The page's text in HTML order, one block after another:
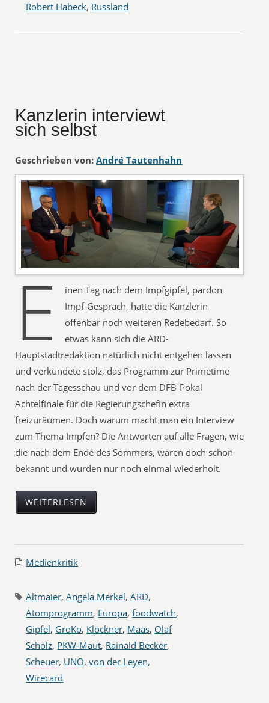
Robert Habeck, Russland
Kanzlerin interviewt
sich selbst
Geschrieben von: André Tautenhahn
E
inen Tag nach dem Impfgipfel, pardon
Impf-Gespräch, hatte die Kanzlerin
offenbar noch weiteren Redebedarf. So
etwas kann sich die ARD-
Hauptstadtredaktion natürlich nicht entgehen lassen
und verkündete stolz, das Programm zur Primetime
nach der Tagesschau und vor dem DFB-Pokal
Achtelfinale für die Regierungschefin extra
freizuräumen. Doch warum macht man ein Interview
zum Thema Impfen? Die Antworten auf alle Fragen, wie
die nach dem Ende des Sommers, waren doch schon
bekannt und wurden nur noch einmal wiederholt.
WEITERLESEN
Medienkritik
Altmaier,Angela Merkel,ARD,
Atomprogramm, Europa,foodwatch,
Gipfel, GroKo, Klöckner, Maas, Olaf
Scholz, PKW-Maut, Rainald Becker,
Scheuer, UNO,von der Leyen,
Wirecard